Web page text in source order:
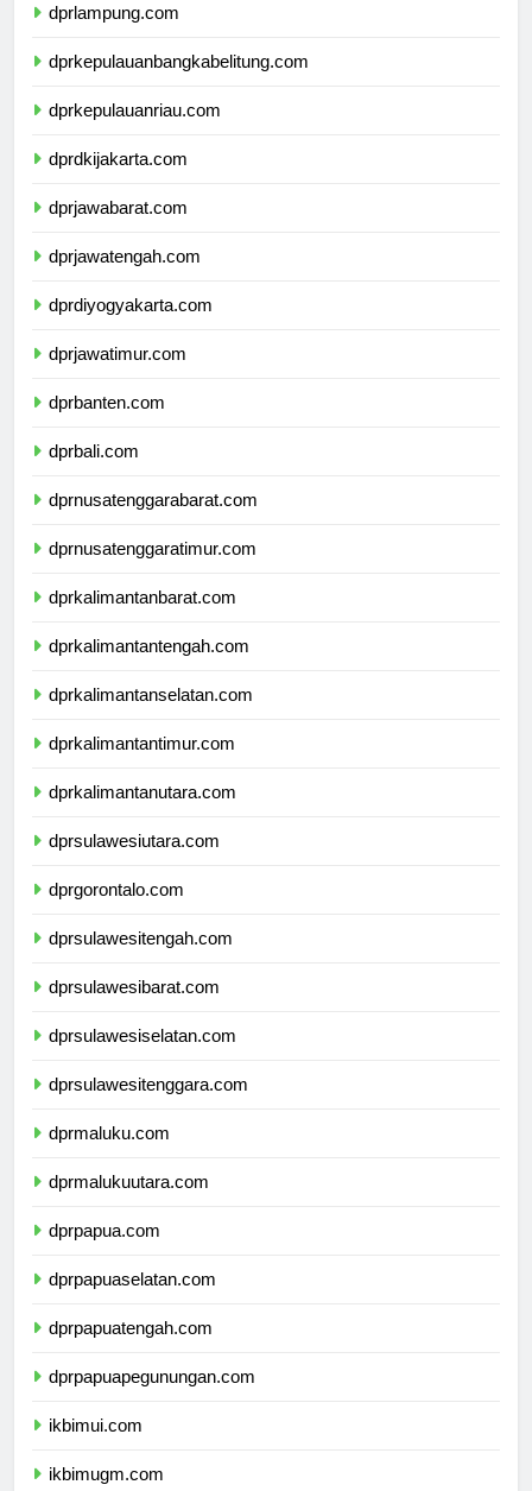
dprlampung.com
dprkepulauanbangkabelitung.com
dprkepulauanriau.com
dprdkijakarta.com
dprjawabarat.com
dprjawatengah.com
dprdiyogyakarta.com
dprjawatimur.com
dprbanten.com
dprbali.com
dprnusatenggarabarat.com
dprnusatenggaratimur.com
dprkalimantanbarat.com
dprkalimantantengah.com
dprkalimantanselatan.com
dprkalimantantimur.com
dprkalimantanutara.com
dprsulawesiutara.com
dprgorontalo.com
dprsulawesitengah.com
dprsulawesibarat.com
dprsulawesiselatan.com
dprsulawesitenggara.com
dprmaluku.com
dprmalukuutara.com
dprpapua.com
dprpapuaselatan.com
dprpapuatengah.com
dprpapuapegunungan.com
ikbimui.com
ikbimugm.com